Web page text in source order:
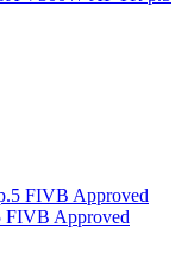
Approved